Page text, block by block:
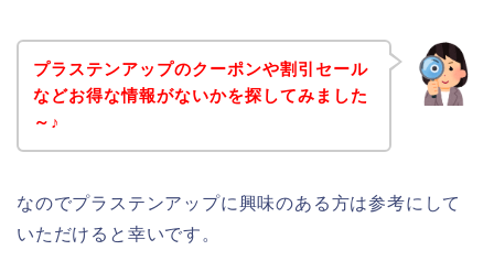
プラステンアップのクーポンや割引セール
などお得な情報がないかを探してみました
～♪
なのでプラステンアップに興味のある方は参考にして
いただけると幸いです。